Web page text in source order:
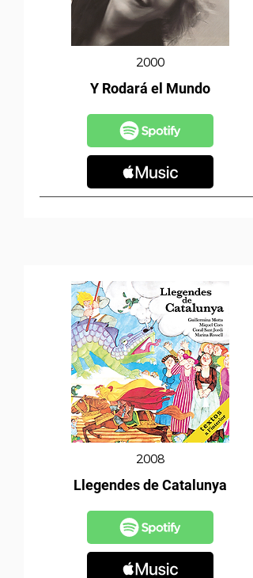
2000
Y Rodará el Mundo
2008
Llegendes de Catalunya